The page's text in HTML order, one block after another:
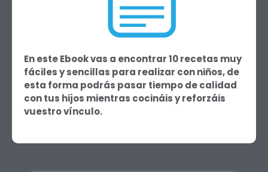
En este Ebook vas a encontrar 10 recetas muy
fáciles y sencillas para realizar con niños, de
esta forma podrás pasar tiempo de calidad
con tus hijos mientras cocináis y reforzáis
vuestro vínculo.